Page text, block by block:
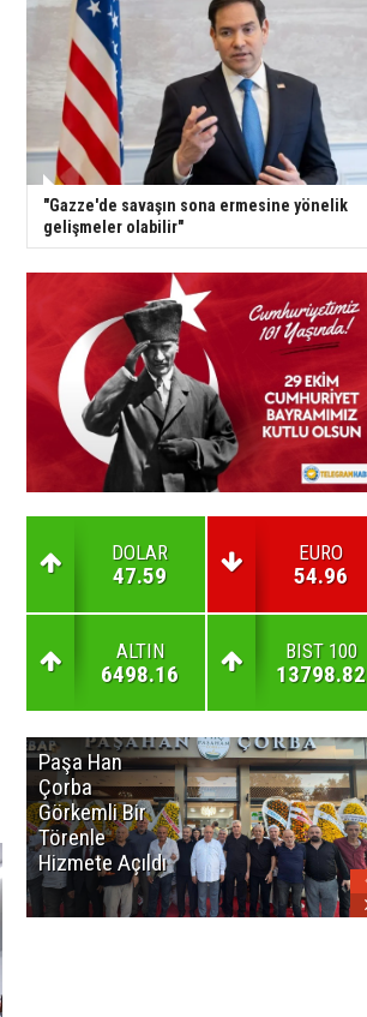
"Gazze'de savaşın sona ermesine yönelik
gelişmeler olabilir"
DOLAR
47.59
EURO
54.96
ALTIN
6498.16
BIST 100
13798.82
Paşa Han
Çorba
Görkemli Bir
Törenle
Hizmete Açıldı